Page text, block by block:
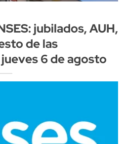
jubilados, AUH,
de las
6 de agosto